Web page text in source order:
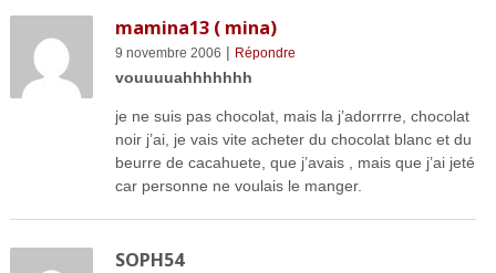
mamina13 ( mina)
9 novembre 2006 | Répondre
vouuuuahhhhhhh
je ne suis pas chocolat, mais la j’adorrrre, chocolat
noir j’ai, je vais vite acheter du chocolat blanc et du
beurre de cacahuete, que j’avais , mais que j’ai jeté
car personne ne voulais le manger.
SOPH54